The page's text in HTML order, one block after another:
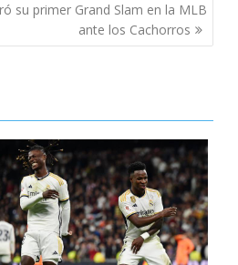
su primer Grand Slam en la MLB
ante los Cachorros